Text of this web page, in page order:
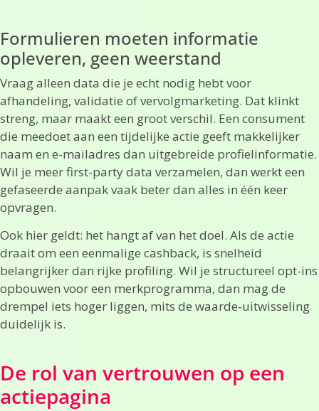
Formulieren moeten informatie
opleveren, geen weerstand
Vraag alleen data die je echt nodig hebt voor
afhandeling, validatie of vervolgmarketing. Dat klinkt
streng, maar maakt een groot verschil. Een consument
die meedoet aan een tijdelijke actie geeft makkelijker
naam en e-mailadres dan uitgebreide profielinformatie.
Wil je meer first-party data verzamelen, dan werkt een
gefaseerde aanpak vaak beter dan alles in één keer
opvragen.
Ook hier geldt: het hangt af van het doel. Als de actie
draait om een eenmalige cashback, is snelheid
belangrijker dan rijke profiling. Wil je structureel opt-ins
opbouwen voor een merkprogramma, dan mag de
drempel iets hoger liggen, mits de waarde-uitwisseling
duidelijk is.
De rol van vertrouwen op een
actiepagina